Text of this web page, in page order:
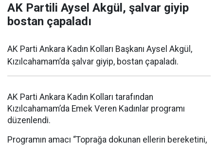
AK Partili Aysel Akgül, şalvar giyip
bostan çapaladı
AK Parti Ankara Kadın Kolları Başkanı Aysel Akgül,
Kızılcahamam’da şalvar giyip, bostan çapaladı.
AK Parti Ankara Kadın Kolları tarafından
Kızılcahamam’da Emek Veren Kadınlar programı
düzenlendi.
Programın amacı “Toprağa dokunan ellerin bereketini,